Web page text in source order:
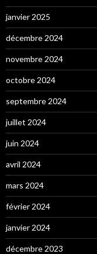
janvier 2025
décembre 2024
novembre 2024
octobre 2024
septembre 2024
juillet 2024
juin 2024
avril 2024
mars 2024
février 2024
janvier 2024
décembre 2023